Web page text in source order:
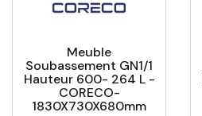
Meuble
Soubassement GN1/1
Hauteur 600- 264 L -
CORECO-
1830X730X680mm